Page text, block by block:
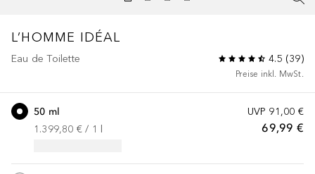
L’HOMME IDÉAL
Eau de Toilette 4.5 (39)
Preise inkl. MwSt.
UVP 91,00 €
69,99 €
50 ml
1.399,80 € / 1